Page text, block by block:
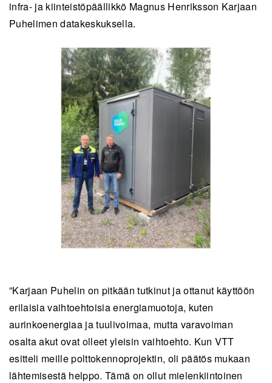
infra- ja kiinteistöpäällikkö Magnus Henriksson Karjaan
Puhelimen datakeskuksella.
”Karjaan Puhelin on pitkään tutkinut ja ottanut käyttöön
erilaisia vaihtoehtoisia energiamuotoja, kuten
aurinkoenergiaa ja tuulivoimaa, mutta varavoiman
osalta akut ovat olleet yleisin vaihtoehto. Kun VTT
esitteli meille polttokennoprojektin, oli päätös mukaan
lähtemisestä helppo. Tämä on ollut mielenkiintoinen